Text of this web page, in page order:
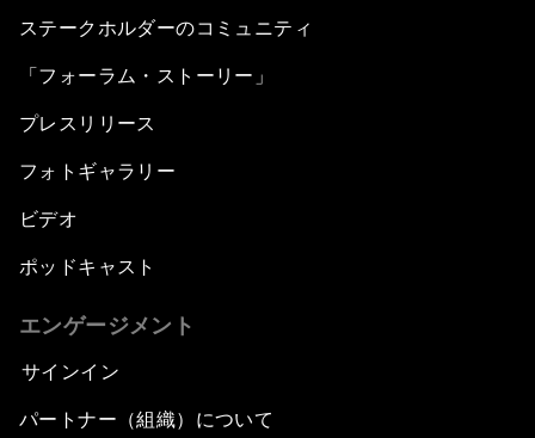
ステークホルダーのコミュニティ
「フォーラム・ストーリー」
プレスリリース
フォトギャラリー
ビデオ
ポッドキャスト
エンゲージメント
サインイン
パートナー（組織）について